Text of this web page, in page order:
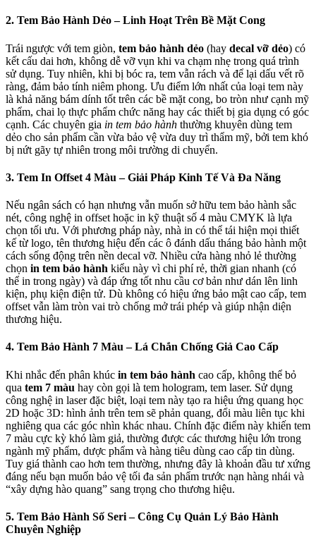
2. Tem Bảo Hành Dẻo – Linh Hoạt Trên Bề Mặt Cong
Trái ngược với tem giòn, tem bảo hành dẻo (hay decal vỡ dẻo) có
kết cấu dai hơn, không dễ vỡ vụn khi va chạm nhẹ trong quá trình
sử dụng. Tuy nhiên, khi bị bóc ra, tem vẫn rách và để lại dấu vết rõ
ràng, đảm bảo tính niêm phong. Ưu điểm lớn nhất của loại tem này
là khả năng bám dính tốt trên các bề mặt cong, bo tròn như cạnh mỹ
phẩm, chai lọ thực phẩm chức năng hay các thiết bị gia dụng có góc
cạnh. Các chuyên gia in tem bảo hành thường khuyên dùng tem
dẻo cho sản phẩm cần vừa bảo vệ vừa duy trì thẩm mỹ, bởi tem khó
bị nứt gãy tự nhiên trong môi trường di chuyển.
3. Tem In Offset 4 Màu – Giải Pháp Kinh Tế Và Đa Năng
Nếu ngân sách có hạn nhưng vẫn muốn sở hữu tem bảo hành sắc
nét, công nghệ in offset hoặc in kỹ thuật số 4 màu CMYK là lựa
chọn tối ưu. Với phương pháp này, nhà in có thể tái hiện mọi thiết
kế từ logo, tên thương hiệu đến các ô đánh dấu tháng bảo hành một
cách sống động trên nền decal vỡ. Nhiều cửa hàng nhỏ lẻ thường
chọn in tem bảo hành kiểu này vì chi phí rẻ, thời gian nhanh (có
thể in trong ngày) và đáp ứng tốt nhu cầu cơ bản như dán lên linh
kiện, phụ kiện điện tử. Dù không có hiệu ứng bảo mật cao cấp, tem
offset vẫn làm tròn vai trò chống mở trái phép và giúp nhận diện
thương hiệu.
4. Tem Bảo Hành 7 Màu – Lá Chắn Chống Giả Cao Cấp
Khi nhắc đến phân khúc in tem bảo hành cao cấp, không thể bỏ
qua tem 7 màu hay còn gọi là tem hologram, tem laser. Sử dụng
công nghệ in laser đặc biệt, loại tem này tạo ra hiệu ứng quang học
2D hoặc 3D: hình ảnh trên tem sẽ phản quang, đổi màu liên tục khi
nghiêng qua các góc nhìn khác nhau. Chính đặc điểm này khiến tem
7 màu cực kỳ khó làm giả, thường được các thương hiệu lớn trong
ngành mỹ phẩm, dược phẩm và hàng tiêu dùng cao cấp tin dùng.
Tuy giá thành cao hơn tem thường, nhưng đây là khoản đầu tư xứng
đáng nếu bạn muốn bảo vệ tối đa sản phẩm trước nạn hàng nhái và
“xây dựng hào quang” sang trọng cho thương hiệu.
5. Tem Bảo Hành Số Seri – Công Cụ Quản Lý Bảo Hành
Chuyên Nghiệp